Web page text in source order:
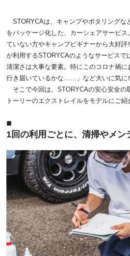
STORYCAは、キャンプやポタリングな
をパッケージ化した、カーシェアサービ
ていない方やキャンプビギナーから大好
が利用するSTORYCAのようなサービスで
清潔さは大事な要素。特にこのコロナ禍
行き届いているかな……」など大いに気に
そこで今回は、STORYCAの安心安全の
トーリーのエクストレイルをモデルにご紹
1回の利用ごとに、清掃やメン